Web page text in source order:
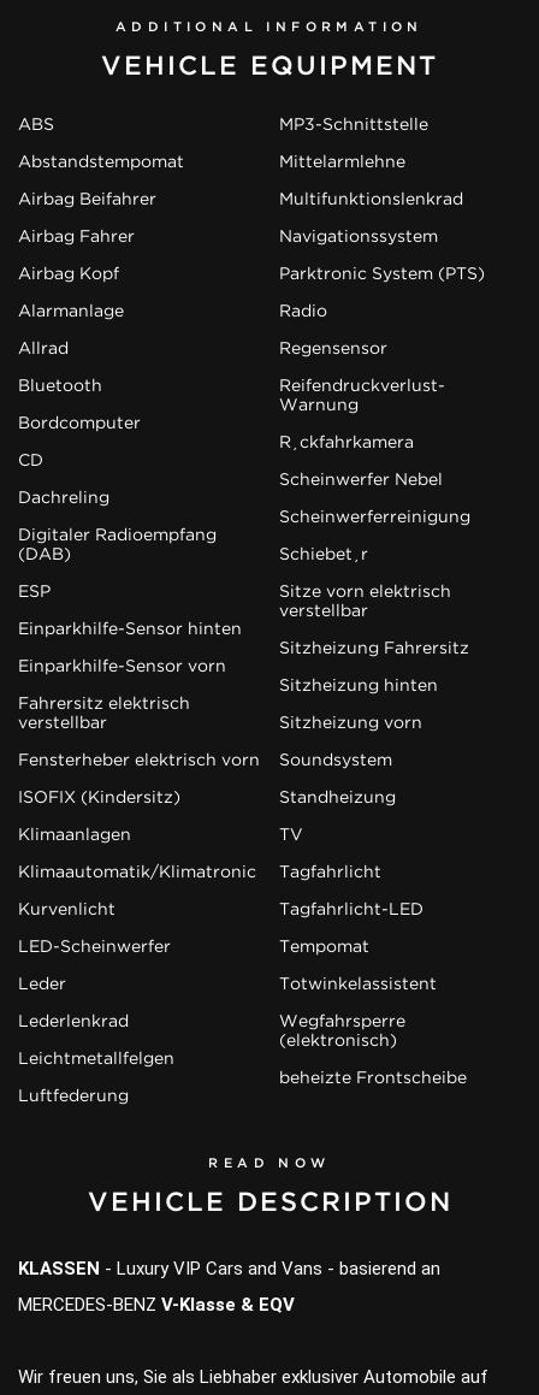
ADDITIONAL INFORMATION
VEHICLE EQUIPMENT
ABS
Abstandstempomat
Airbag Beifahrer
Airbag Fahrer
Airbag Kopf
Alarmanlage
Allrad
Bluetooth
Bordcomputer
CD
Dachreling
Digitaler Radioempfang
(DAB)
ESP
Einparkhilfe-Sensor hinten
Einparkhilfe-Sensor vorn
Fahrersitz elektrisch
verstellbar
Fensterheber elektrisch vorn
ISOFIX (Kindersitz)
Klimaanlagen
Klimaautomatik/Klimatronic
Kurvenlicht
LED-Scheinwerfer
Leder
Lederlenkrad
Leichtmetallfelgen
Luftfederung
MP3-Schnittstelle
Mittelarmlehne
Multifunktionslenkrad
Navigationssystem
Parktronic System (PTS)
Radio
Regensensor
Reifendruckverlust-
Warnung
Rückfahrkamera
Scheinwerfer Nebel
Scheinwerferreinigung
Schiebetür
Sitze vorn elektrisch
verstellbar
Sitzheizung Fahrersitz
Sitzheizung hinten
Sitzheizung vorn
Soundsystem
Standheizung
TV
Tagfahrlicht
Tagfahrlicht-LED
Tempomat
Totwinkelassistent
Wegfahrsperre
(elektronisch)
beheizte Frontscheibe
READ NOW
VEHICLE DESCRIPTION
KLASSEN - Luxury VIP Cars and Vans - basierend an
MERCEDES-BENZ V-Klasse & EQV
Wir freuen uns, Sie als Liebhaber exklusiver Automobile auf